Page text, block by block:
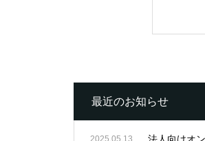
最近のお知らせ
2025.05.13